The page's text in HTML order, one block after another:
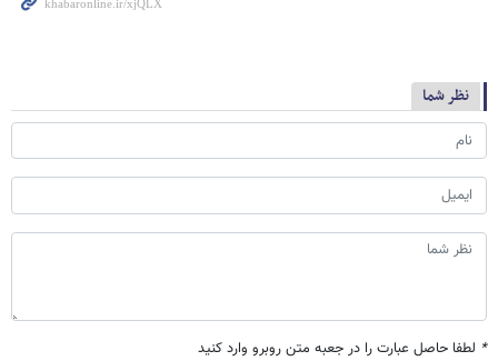
نظر شما
* لطفا حاصل عبارت را در جعبه متن روبرو وارد کنید